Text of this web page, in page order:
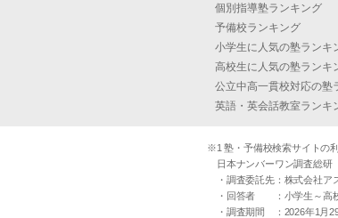
個別指導塾ランキング
予備校ランキング
小学生に人気の塾ランキ
高校生に人気の塾ランキ
公立中高一貫校対応の塾
英語・英会話教室ランキ
※1 塾・予備校検索サイトの
日本ナンバーワン調査総研
・調査委託先：株式会社ア
・回答者 ：小学生～高校
・調査期間 ：2026年1月